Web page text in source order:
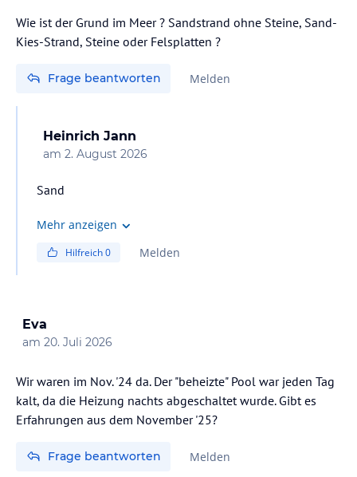
Wie ist der Grund im Meer ? Sandstrand ohne Steine, Sand-
Kies-Strand, Steine oder Felsplatten ?
Frage beantworten Melden
Heinrich Jann
am 2. August 2026
Sand
Mehr anzeigen
Hilfreich0 Melden
Eva
am 20. Juli 2026
Wir waren im Nov. '24 da. Der "beheizte" Pool war jeden Tag
kalt, da die Heizung nachts abgeschaltet wurde. Gibt es
Erfahrungen aus dem November '25?
Frage beantworten Melden